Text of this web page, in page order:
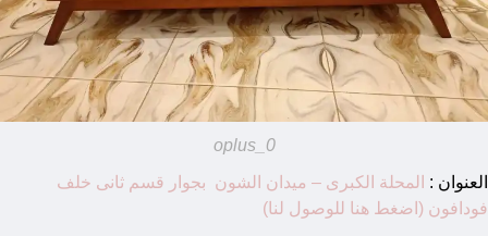
oplus_0
العنوان :
المحلة الكبرى – ميدان الشون بجوار قسم ثانى خلف
فودافون (اضغط هنا للوصول لنا)